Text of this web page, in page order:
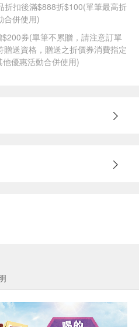
折扣後滿$888折$100(單筆最高折
合併使用)
券(單筆不累贈，請注意訂單
送資格，贈送之折價券消費指定
優惠活動合併使用)